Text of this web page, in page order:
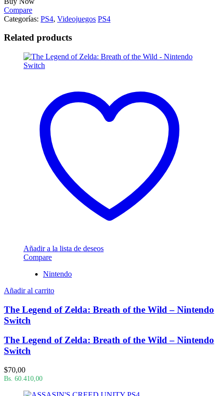
Compare
Categorías: PS4, Videojuegos PS4
Related products
Añadir a la lista de deseos
Compare
Nintendo
Añadir al carrito
The Legend of Zelda: Breath of the Wild – Nintendo
Switch
The Legend of Zelda: Breath of the Wild – Nintendo
Switch
$70,00
Bs. 60.410,00